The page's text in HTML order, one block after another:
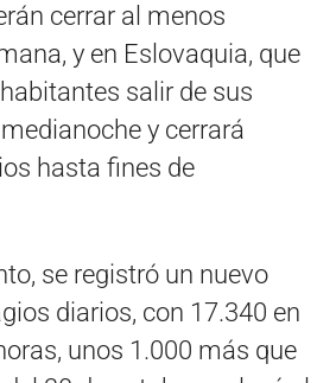
cerrar al menos
y en Eslovaquia, que
salir de sus
y cerrará
hasta fines de
se registró un nuevo
diarios, con 17.340 en
unos 1.000 más que